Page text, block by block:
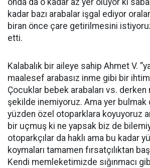
onda da o kadar az yer oluyor ki
kadar bazı arabalar işgal ediyor
biran önce çare getirilmesini
etti.
Kalabalık bir aileye sahip Ahmet V.
maalesef arabasız inme gibi bir
Çocuklar bebek arabaları vs.
şekilde inemiyoruz. Ama yer bulmak
yüzden özel otoparklara koyuyoruz
bir uçmuş ki ne yapsak biz de
otoparkçılar da haklı ama bu kadar
koymaları tamamen fırsatçılıktan
Kendi memleketimizde sığınmacı